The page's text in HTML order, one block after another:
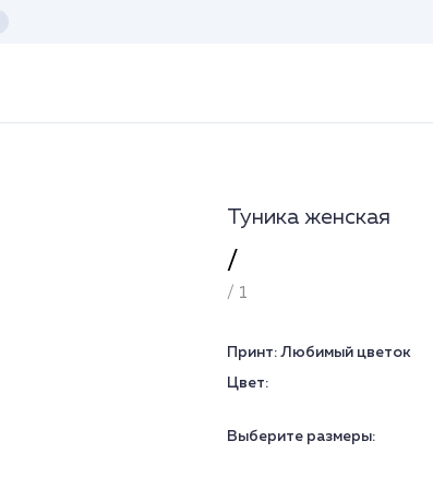
Туника женская
/
/ 1
Принт:Любимый цветок
Цвет:
Выберите размеры: